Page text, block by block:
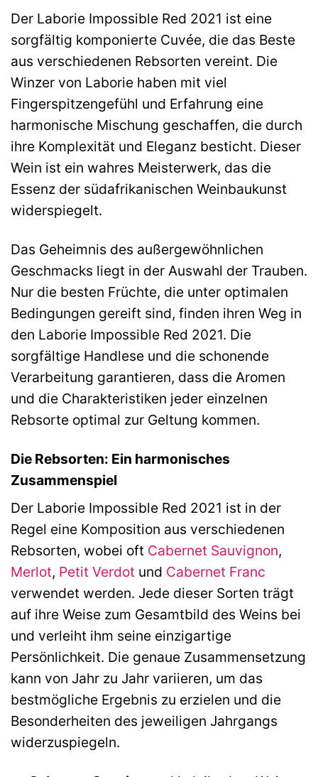
Der Laborie Impossible Red 2021 ist eine
sorgfältig komponierte Cuvée, die das Beste
aus verschiedenen Rebsorten vereint. Die
Winzer von Laborie haben mit viel
Fingerspitzengefühl und Erfahrung eine
harmonische Mischung geschaffen, die durch
ihre Komplexität und Eleganz besticht. Dieser
Wein ist ein wahres Meisterwerk, das die
Essenz der südafrikanischen Weinbaukunst
widerspiegelt.
Das Geheimnis des außergewöhnlichen
Geschmacks liegt in der Auswahl der Trauben.
Nur die besten Früchte, die unter optimalen
Bedingungen gereift sind, finden ihren Weg in
den Laborie Impossible Red 2021. Die
sorgfältige Handlese und die schonende
Verarbeitung garantieren, dass die Aromen
und die Charakteristiken jeder einzelnen
Rebsorte optimal zur Geltung kommen.
Die Rebsorten: Ein harmonisches
Zusammenspiel
Der Laborie Impossible Red 2021 ist in der
Regel eine Komposition aus verschiedenen
Rebsorten, wobei oft Cabernet Sauvignon,
Merlot, Petit Verdot und Cabernet Franc
verwendet werden. Jede dieser Sorten trägt
auf ihre Weise zum Gesamtbild des Weins bei
und verleiht ihm seine einzigartige
Persönlichkeit. Die genaue Zusammensetzung
kann von Jahr zu Jahr variieren, um das
bestmögliche Ergebnis zu erzielen und die
Besonderheiten des jeweiligen Jahrgangs
widerzuspiegeln.